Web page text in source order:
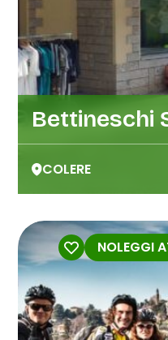
Bettineschi
COLERE
NOLEGGI